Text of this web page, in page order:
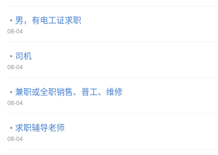
男，有电工证求职
08-04
司机
08-04
兼职或全职销售、普工、维修
08-04
求职辅导老师
08-04